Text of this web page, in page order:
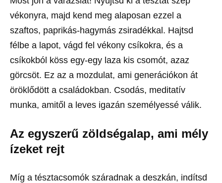
vékonyra, majd kend meg alaposan ezzel a
szaftos, paprikás-hagymás zsiradékkal. Hajtsd
félbe a lapot, vágd fel vékony csíkokra, és a
csíkokból köss egy-egy laza kis csomót, azaz
görcsöt. Ez az a mozdulat, ami generációkon át
öröklődött a családokban. Csodás, meditatív
munka, amitől a leves igazán személyessé válik.
Az egyszerű zöldségalap, ami mély
ízeket rejt
Míg a tésztacsomók száradnak a deszkán, indítsd